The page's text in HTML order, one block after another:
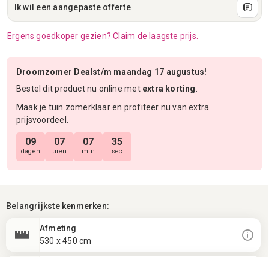
Droomzomer Dealst/m maandag 17 augustus!
Bestel dit product nu online met extra korting
Maak je tuin zomerklaar en profiteer nu van extra
prijsvoordeel.
09
dagen
07
uren
07
min
34
sec
Ik wil een aangepaste offerte
Ergens goedkoper gezien? Claim de laagste prijs.
Belangrijkste kenmerken:
Afmeting
530 x 450 cm